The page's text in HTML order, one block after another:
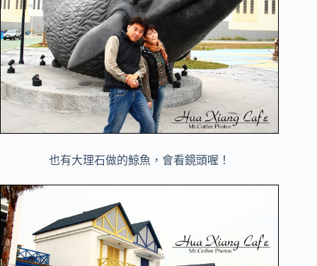
也有大理石做的鯨魚，會看鏡頭喔！